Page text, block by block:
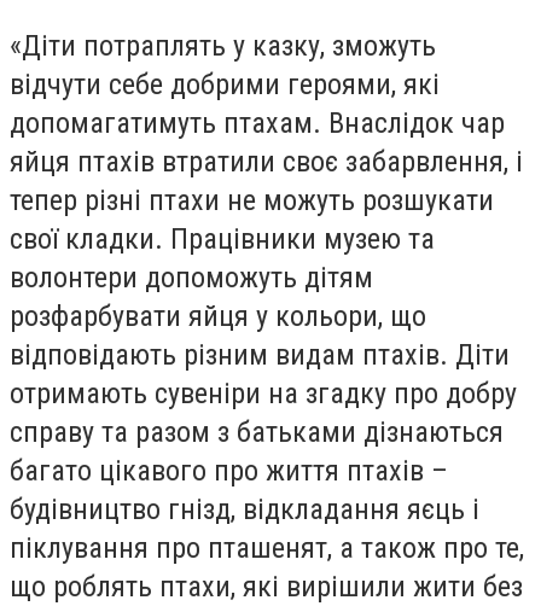
«Діти потраплять у казку, зможуть
відчути себе добрими героями, які
допомагатимуть птахам. Внаслідок чар
яйця птахів втратили своє забарвлення, і
тепер різні птахи не можуть розшукати
свої кладки. Працівники музею та
волонтери допоможуть дітям
розфарбувати яйця у кольори, що
відповідають різним видам птахів. Діти
отримають сувеніри на згадку про добру
справу та разом з батьками дізнаються
багато цікавого про життя птахів –
будівництво гнізд, відкладання яєць і
піклування про пташенят, а також про те,
що роблять птахи, які вирішили жити без